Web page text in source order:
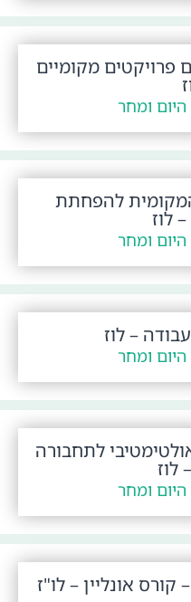
פרויקטים מקומיים
ומחר
להפחתת
לוז
ומחר
– לוז
ומחר
לתחבורה
לוז
ומחר
קורס אונליין – לו"ז